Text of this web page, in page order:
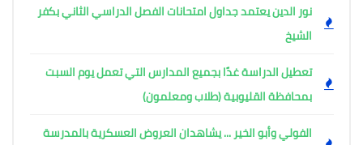
نور الدين يعتمد جداول امتحانات الفصل الدراسي الثاني بكفر
الشيخ
تعطيل الدراسة غدًا بجميع المدارس التي تعمل يوم السبت
بمحافظة القليوبية (طلاب ومعلمون)
الفولي وأبو الخير ... يشاهدان العروض العسكرية بالمدرسة